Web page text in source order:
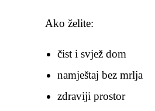
Ako želite:
čist i svjež dom
namještaj bez mrlja
zdraviji prostor